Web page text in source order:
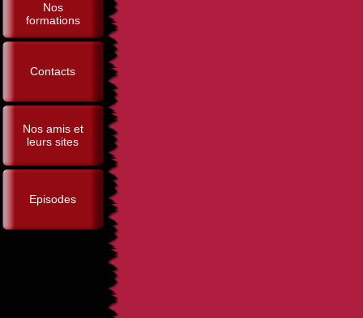
Nos
formations
Contacts
Nos amis et
leurs sites
Episodes